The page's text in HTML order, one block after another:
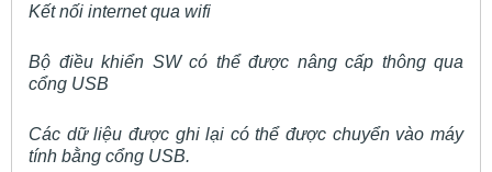
Kết nối internet qua wifi
Bộ điều khiển SW có thể được nâng cấp thông qua
cổng USB
Các dữ liệu được ghi lại có thể được chuyển vào máy
tính bằng cổng USB.